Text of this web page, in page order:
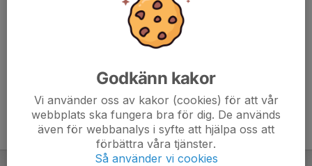
Godkänn kakor
Vi använder oss av kakor (cookies) för att vår
webbplats ska fungera bra för dig. De används
även för webbanalys i syfte att hjälpa oss att
förbättra våra tjänster.
Så använder vi cookies